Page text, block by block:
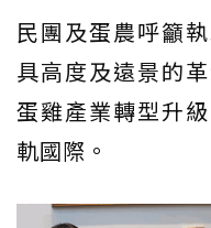
民團及蛋農呼籲
具高度及遠景的
蛋雞產業轉型升
軌國際。